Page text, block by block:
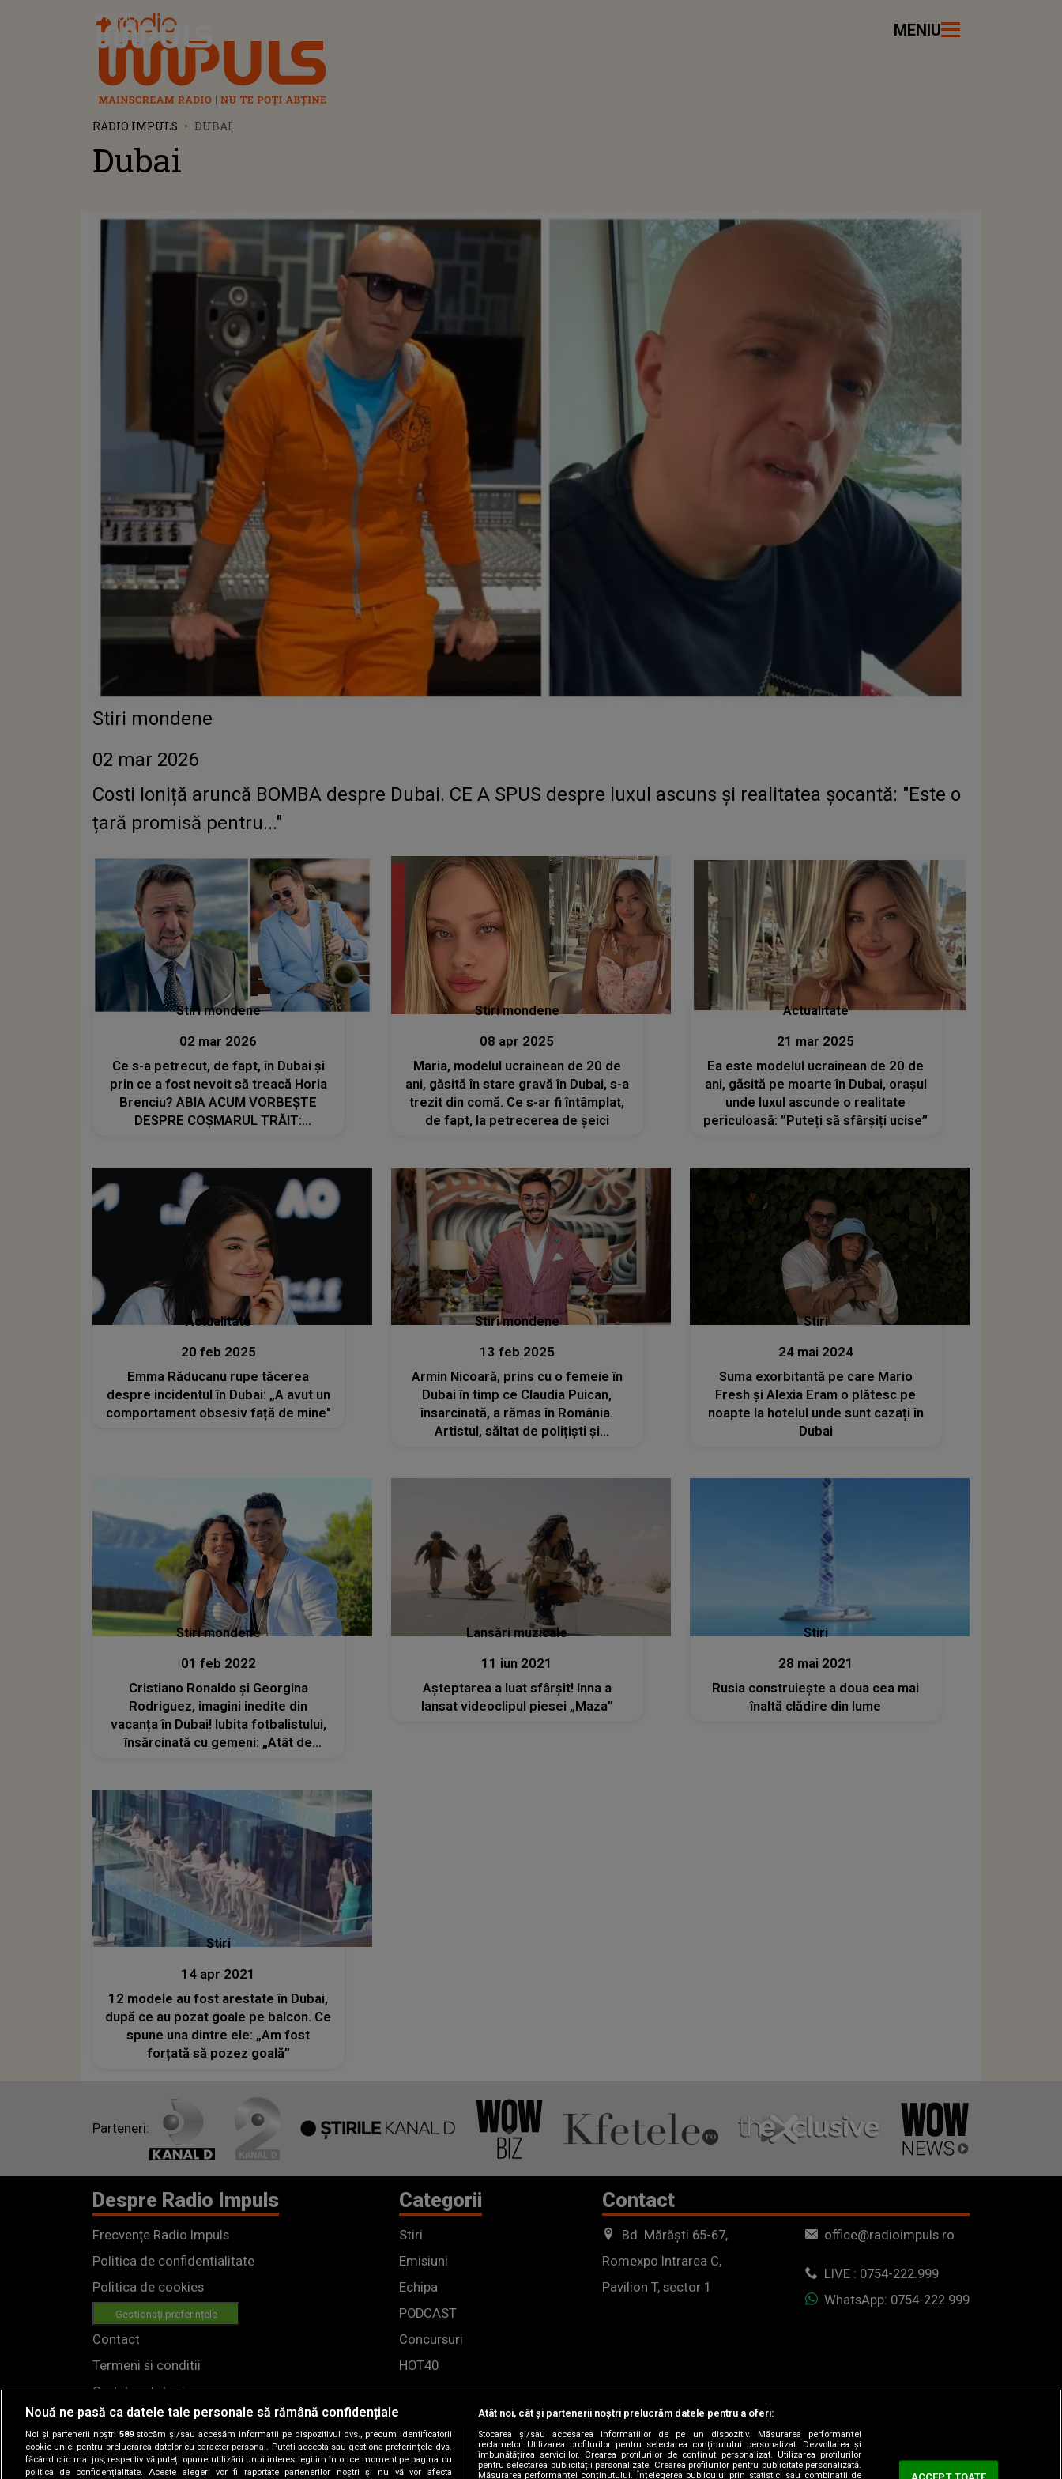
Radio Impuls MENIU
RADIO IMPULS DUBAI
Dubai
Stiri mondene
02 mar 2026
Costi Ioniță aruncă BOMBA despre Dubai. CE A SPUS despre luxul ascuns și realitatea șocantă: "Este o
țară promisă pentru..."
Stiri mondene
02 mar 2026
Ce s-a petrecut, de fapt, în Dubai și
prin ce a fost nevoit să treacă Horia
Brenciu? ABIA ACUM VORBEȘTE
DESPRE COȘMARUL TRĂIT:
Stiri mondene
08 apr 2025
Maria, modelul ucrainean de 20 de
ani, găsită în stare gravă în Dubai, s-a
trezit din comă. Ce s-ar fi întâmplat,
de fapt, la petrecerea de șeici
Actualitate
21 mar 2025
Ea este modelul ucrainean de 20 de
ani, găsită pe moarte în Dubai, orașul
unde luxul ascunde o realitate
periculoasă: ”Puteți să sfârșiți ucise”
Actualitate
20 feb 2025
Emma Răducanu rupe tăcerea
despre incidentul în Dubai: „A avut un
comportament obsesiv față de mine"
Stiri mondene
13 feb 2025
Armin Nicoară, prins cu o femeie în
Dubai în timp ce Claudia Puican,
însarcinată, a rămas în România.
Artistul, săltat de polițiști și
Stiri
24 mai 2024
Suma exorbitantă pe care Mario
Fresh și Alexia Eram o plătesc pe
noapte la hotelul unde sunt cazați în
Dubai
Stiri mondene
01 feb 2022
Cristiano Ronaldo și Georgina
Rodriguez, imagini inedite din
vacanța în Dubai! Iubita fotbalistului,
însărcinată cu gemeni: „Atât de
Lansări muzicale
11 iun 2021
Așteptarea a luat sfârșit! Inna a
lansat videoclipul piesei „Maza”
Stiri
28 mai 2021
Rusia construiește a doua cea mai
înaltă clădire din lume
Stiri
14 apr 2021
12 modele au fost arestate în Dubai,
după ce au pozat goale pe balcon. Ce
spune una dintre ele: „Am fost
forțată să pozez goală”
Parteneri:
Despre Radio Impuls
Frecvențe Radio Impuls
Politica de confidentialitate
Politica de cookies
Gestionați preferințele
Contact
Termeni si conditii
Cod deontologic
Regulamente
Categorii
Stiri
Emisiuni
Echipa
PODCAST
Concursuri
HOT40
Contact
Bd. Mărăști 65-67,
Romexpo Intrarea C,
Pavilion T, sector 1
office@radioimpuls.ro
LIVE : 0754-222.999
WhatsApp: 0754-222.999
Nouă ne pasă ca datele tale personale să rămână confidențiale
Noi și partenerii noștri 589stocăm și/sau accesăm informații pe dispozitivul dvs., precum identificatorii
cookie unici pentru prelucrarea datelor cu caracter personal. Puteți accepta sau gestiona preferințele dvs.
făcând clic mai jos, respectiv vă puteți opune utilizării unui interes legitim în orice moment pe pagina cu
politica de confidențialitate. Aceste alegeri vor fi raportate partenerilor noștri și nu vă vor afecta
Atât noi, cât și partenerii noștri prelucrăm datele pentru a oferi:
Stocarea și/sau accesarea informațiilor de pe un dispozitiv. Măsurarea performanței
reclamelor. Utilizarea profilurilor pentru selectarea conținutului personalizat. Dezvoltarea și
îmbunătățirea serviciilor. Crearea profilurilor de conținut personalizat. Utilizarea profilurilor
pentru selectarea publicității personalizate. Crearea profilurilor pentru publicitate personalizată.
Măsurarea performanței conținutului. Înțelegerea publicului prin statistici sau combinații de